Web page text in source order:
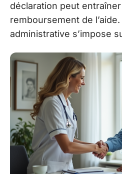
déclaration peut
remboursement de
administrative s’impose